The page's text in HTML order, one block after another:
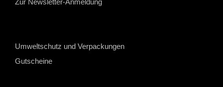
Zur Newsletter-Anmeldung
Umweltschutz und Verpackungen
Gutscheine